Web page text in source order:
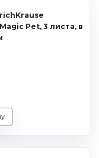
Pet, 3 листа, в